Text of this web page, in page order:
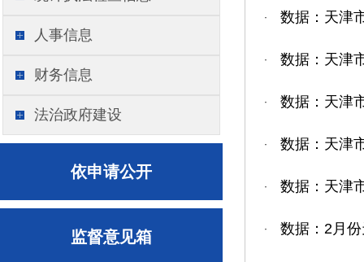
人事信息
财务信息
法治政府建设
依申请公开
监督意见箱
· 数据：天津
· 数据：天津
· 数据：天津
· 数据：天津
· 数据：天津
· 数据：2月